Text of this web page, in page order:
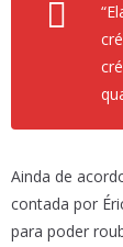
Ainda de
contada por
para poder